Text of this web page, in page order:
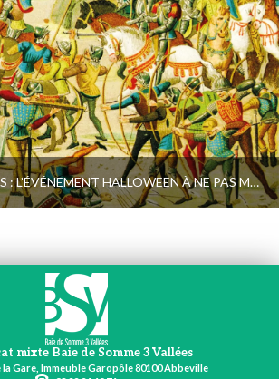
PARC Ô MYSTÈRES : L’ÉVÉNEMENT HALLOWEEN À NE PAS MANQUER !
mixte Baie de Somme 3 Vallées
la Gare, Immeuble Garopôle 80100 Abbeville